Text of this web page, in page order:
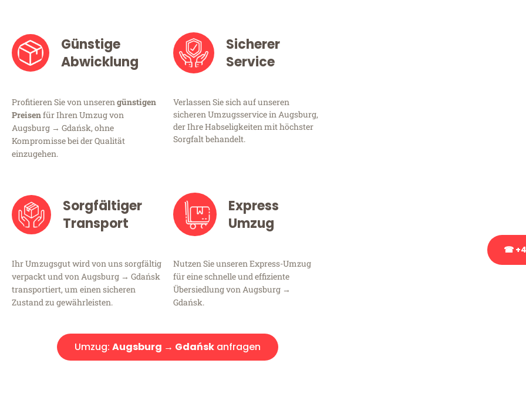
Günstige
Abwicklung
Profitieren Sie von unserengünstigen
Preisenfür Ihren Umzug von
Augsburg → Gdańsk, ohne
Kompromisse bei der Qualität
einzugehen.
Sicherer
Service
Verlassen Sie sich auf unseren
sicheren Umzugsservice in Augsburg,
der Ihre Habseligkeiten mit höchster
Sorgfalt behandelt.
Sorgfältiger
Transport
Ihr Umzugsgut wird von uns sorgfältig
verpackt und von Augsburg → Gdańsk
transportiert, um einen sicheren
Zustand zu gewährleisten.
Express
Umzug
Nutzen Sie unseren Express-Umzug
für eine schnelle und effiziente
Übersiedlung von Augsburg →
Gdańsk.
Umzug: Augsburg → Gdańskanfragen
☎